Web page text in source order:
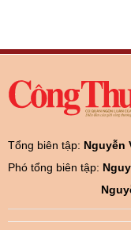
Tổng biên tập: Nguyễn
Phó tổng biên tập: